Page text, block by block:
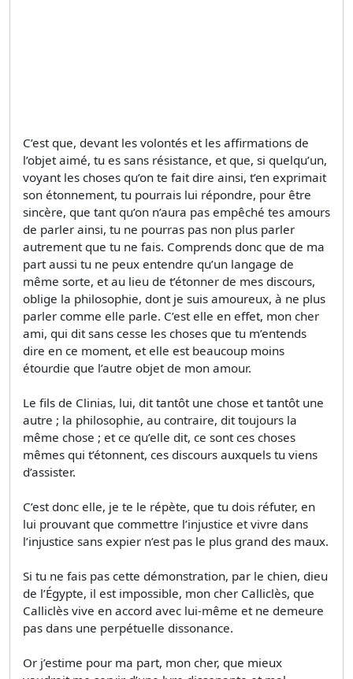
C’est que, devant les volontés et les affirmations de
l’objet aimé, tu es sans résistance, et que, si quelqu’un,
voyant les choses qu’on te fait dire ainsi, t’en exprimait
son étonnement, tu pourrais lui répondre, pour être
sincère, que tant qu’on n’aura pas empêché tes amours
de parler ainsi, tu ne pourras pas non plus parler
autrement que tu ne fais. Comprends donc que de ma
part aussi tu ne peux entendre qu’un langage de
même sorte, et au lieu de t’étonner de mes discours,
oblige la philosophie, dont je suis amoureux, à ne plus
parler comme elle parle. C’est elle en effet, mon cher
ami, qui dit sans cesse les choses que tu m’entends
dire en ce moment, et elle est beaucoup moins
étourdie que l’autre objet de mon amour.
Le fils de Clinias, lui, dit tantôt une chose et tantôt une
autre ; la philosophie, au contraire, dit toujours la
même chose ; et ce qu’elle dit, ce sont ces choses
mêmes qui t’étonnent, ces discours auxquels tu viens
d’assister.
C’est donc elle, je te le répète, que tu dois réfuter, en
lui prouvant que commettre l’injustice et vivre dans
l’injustice sans expier n’est pas le plus grand des maux.
Si tu ne fais pas cette démonstration, par le chien, dieu
de l’Égypte, il est impossible, mon cher Calliclès, que
Calliclès vive en accord avec lui-même et ne demeure
pas dans une perpétuelle dissonance.
Or j’estime pour ma part, mon cher, que mieux